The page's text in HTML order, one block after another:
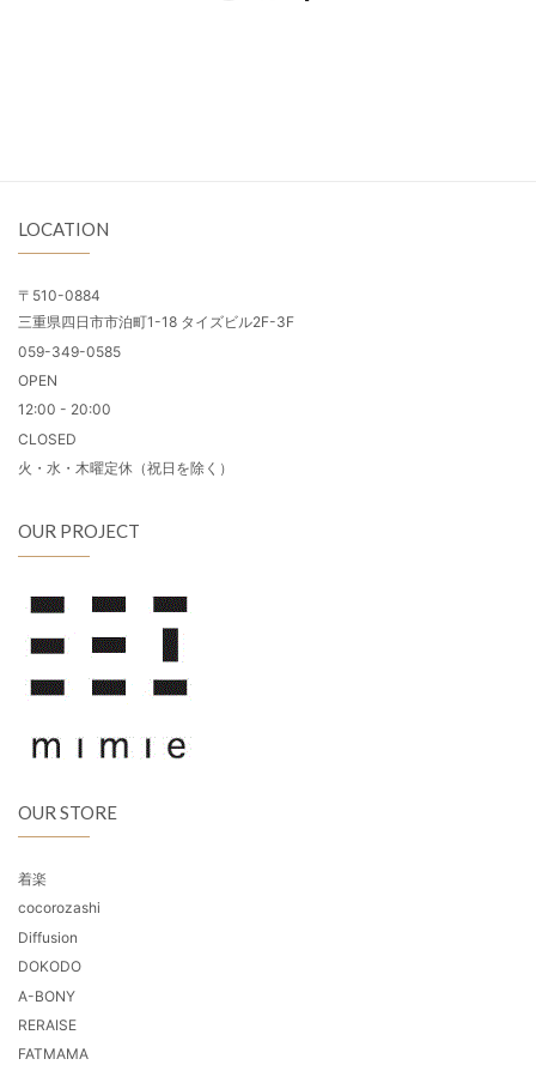
LOCATION
〒510-0884
三重県四日市市泊町1-18 タイズビル2F-3F
059-349-0585
OPEN
12:00 - 20:00
CLOSED
火・水・木曜定休（祝日を除く）
OUR PROJECT
OUR STORE
着楽
cocorozashi
Diffusion
DOKODO
A-BONY
RERAISE
FATMAMA